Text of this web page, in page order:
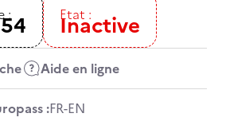
: Etat :
Inactive
Aide en ligne
:FR-EN